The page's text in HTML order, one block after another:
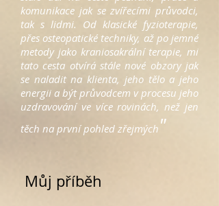
komunikace jak se zvířecími průvodci,
tak s lidmi. Od klasické fyzioterapie,
přes osteopatické techniky, až po jemné
metody jako kraniosakrální terapie, mi
tato cesta otvírá stále nové obzory jak
se naladit na klienta, jeho tělo a jeho
energii a být průvodcem v procesu jeho
uzdravování ve více rovinách, než jen
těch na první pohled zřejmých "
Můj příběh